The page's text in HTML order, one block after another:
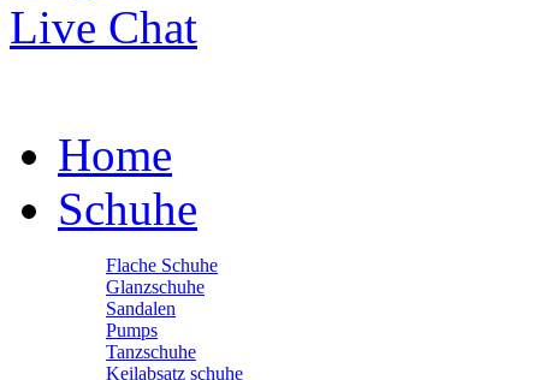
Live Chat
Home
Schuhe
Flache Schuhe
Glanzschuhe
Sandalen
Pumps
Tanzschuhe
Keilabsatz schuhe